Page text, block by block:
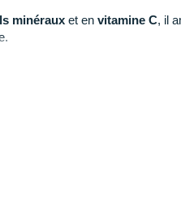
minéraux et en vitamine C, il